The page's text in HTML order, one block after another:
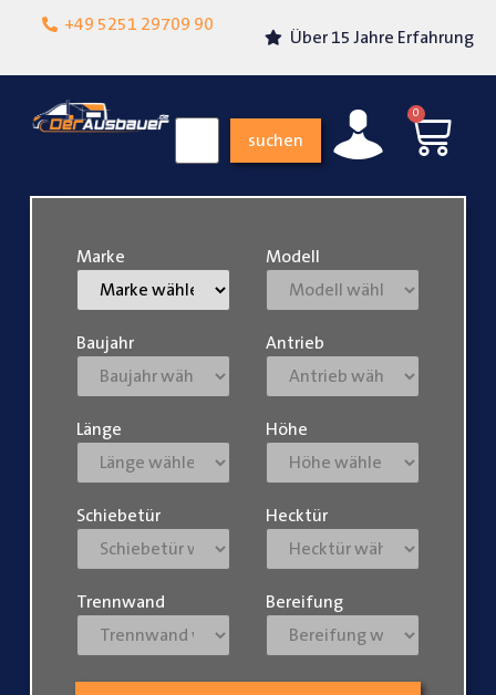
+49 5251 29709 90
Lokalgeschäft in
Über 15 Jahre Erfahrung
suchen
0
Marke Modell
Baujahr Antrieb
Länge Höhe
Schiebetür Hecktür
Trennwand Bereifung